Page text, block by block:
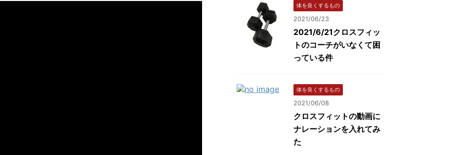
体を良くするもの
2021/06/23
2021/6/21クロスフィッ
トのコーチがいなくて困
っている件
体を良くするもの
2021/06/08
クロスフィットの動画に
ナレーションを入れてみ
た